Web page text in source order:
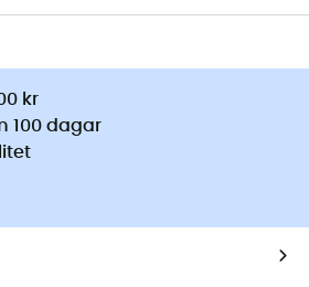
kr
100 dagar